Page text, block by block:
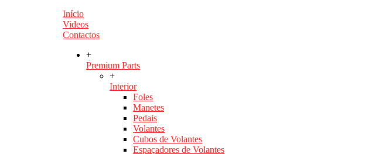
Início
Videos
Contactos
+
Premium Parts
+
Interior
Foles
Manetes
Pedais
Volantes
Cubos de Volantes
Espaçadores de Volantes